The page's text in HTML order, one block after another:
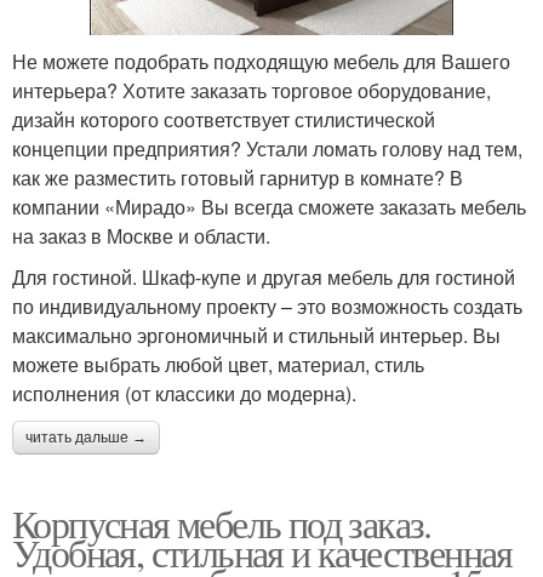
Не можете подобрать подходящую мебель для Вашего
интерьера? Хотите заказать торговое оборудование,
дизайн которого соответствует стилистической
концепции предприятия? Устали ломать голову над тем,
как же разместить готовый гарнитур в комнате? В
компании «Мирадо» Вы всегда сможете заказать мебель
на заказ в Москве и области.
Для гостиной. Шкаф-купе и другая мебель для гостиной
по индивидуальному проекту – это возможность создать
максимально эргономичный и стильный интерьер. Вы
можете выбрать любой цвет, материал, стиль
исполнения (от классики до модерна).
читать дальше →
Корпусная мебель под заказ.
Удобная, стильная и качественная